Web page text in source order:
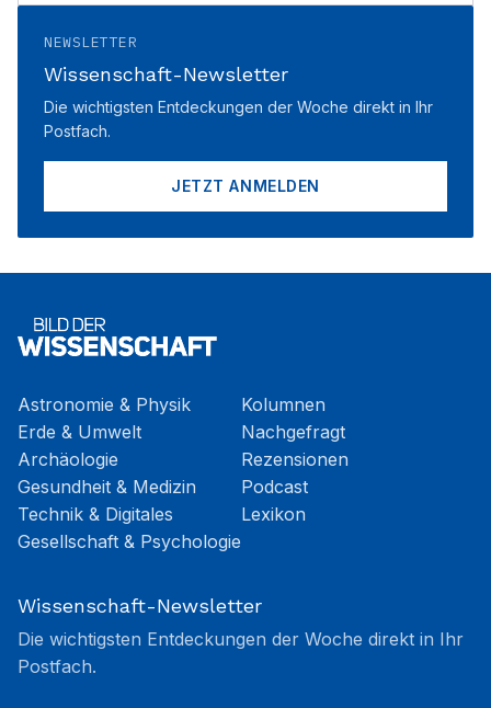
NEWSLETTER
Wissenschaft-Newsletter
Die wichtigsten Entdeckungen der Woche direkt in Ihr
Postfach.
JETZT ANMELDEN
Astronomie & Physik
Erde & Umwelt
Archäologie
Gesundheit & Medizin
Technik & Digitales
Gesellschaft & Psychologie
Kolumnen
Nachgefragt
Rezensionen
Podcast
Lexikon
Wissenschaft-Newsletter
Die wichtigsten Entdeckungen der Woche direkt in Ihr
Postfach.